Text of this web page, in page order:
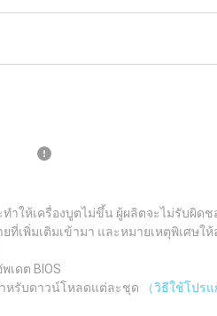
ให้เครื่องบูตไม่ขึ้น ผู้ผลิตจะไม่รับผิด
เพิ่มเติมเข้ามา และหมายเหตุพิเศษใ
เดต BIOS
หรับดาวน์โหลดแต่ละชุด
（วิธีใช้โปร